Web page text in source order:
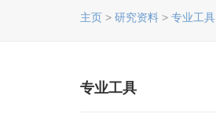
主页 > 研究资料 > 专业工具
专业工具